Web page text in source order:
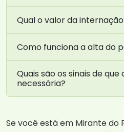
Qual o valor da
Como funciona a alta do
Quais são os sinais de
necessária?
Se você está em Mirante do